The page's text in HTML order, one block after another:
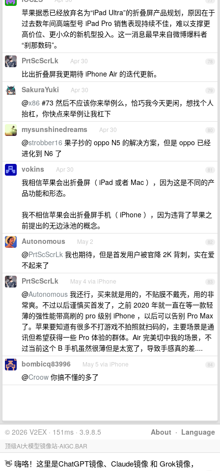
苹果据悉已经放弃名为“iPad Ultra”的折叠屏产品规划，原因在于
过去数年间高端型号 iPad Pro 销售表现持续不佳，难以支撑更
高价位、更小众的新机型投入。这一消息最早来自微博爆料者
“刹那数码”。
78
PrtScScrLk Apr 30
比出折叠屏我更期待 iPhone Air 的迭代更新。
79
SakuraYuki Apr 30
@x86 #73 然后不应该你来举例么，恰巧我今天更闲，想找个人
抬杠，你快点来举例让我杠下
80
mysunshinedreams Apr 30
@strobber16 果子抄的 oppo N5 的解决方案，但是 oppo 已经
进化到 N6 了
81
vokins Apr 30
我相信苹果会出折叠屏（ iPad 或者 Mac ），因为这是不同的产
品功能和形态。
我不相信苹果会出折叠屏手机（ iPhone ），因为违背了苹果之
前提出的无边泳池的概念。
82
Autonomous May 2
@PrtScScrLk 我也期待，但是首发用户被官降 2K 背刺，实在爱
不起来了
83
PrtScScrLk May 4 via iPhone
@Autonomous 我还行，买来就是用的，不贴膜不戴壳，用的非
常爽。不过以后谨慎买首发了，之前 2020 年就一直在等一款轻
薄的强性能带高刷的 pro 级别 iPhone ，以后可以告别 Pro Max
了。苹果要知道有很多不打游戏不拍照就扫码的，主要场景是通
讯但希望获得一些 Pro 体验的群体。Air 完美切中我的场景，不
过当前这个 B 手机虽然很薄但是太宽了，导致手感真的差....
84
bombicq83996 May 5 via iPhone
@Croow 你搞不懂的多了
About · Language
© 2026 V2EX · 151ms · 3.9.8.5
顶级AI大模型镜像站-AIGC.BAR
👋 嗨咯！这里是ChatGPT镜像、Claude镜像 和 Grok镜像，